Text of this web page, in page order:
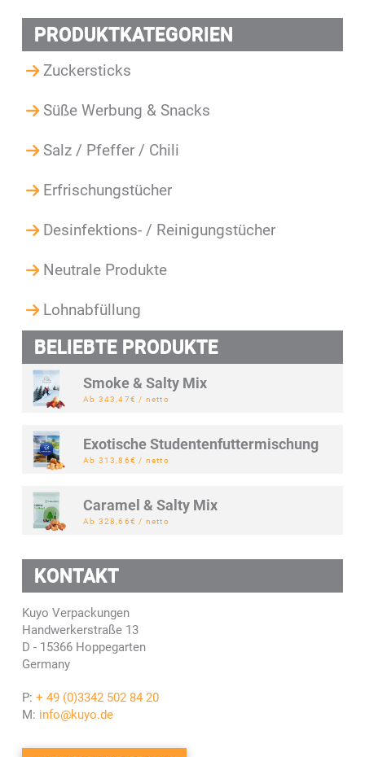
PRODUKTKATEGORIEN
Zuckersticks
Süße Werbung & Snacks
Salz / Pfeffer / Chili
Erfrischungstücher
Desinfektions- / Reinigungstücher
Neutrale Produkte
Lohnabfüllung
BELIEBTE PRODUKTE
Smoke & Salty Mix
Ab 343,47€ / netto
Exotische Studentenfuttermischung
Ab 313,86€ / netto
Caramel & Salty Mix
Ab 328,66€ / netto
KONTAKT
Kuyo Verpackungen
Handwerkerstraße 13
D - 15366 Hoppegarten
Germany
P: + 49 (0)3342 502 84 20
M: info@kuyo.de